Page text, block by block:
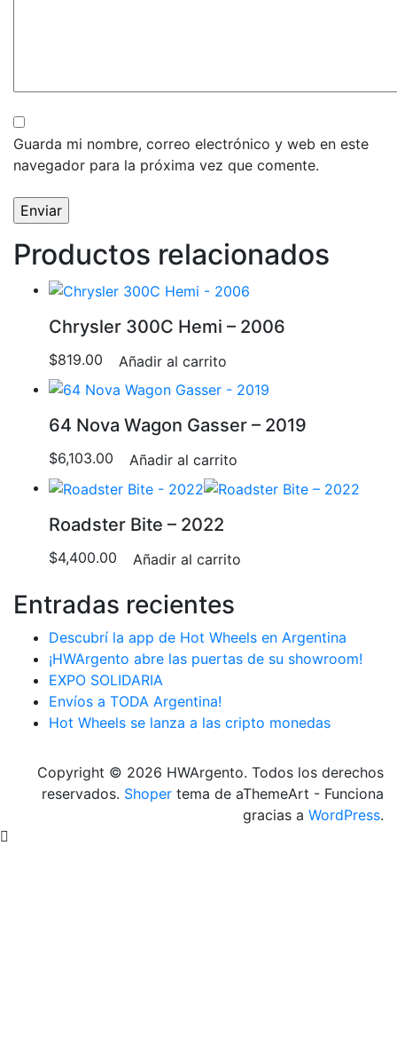
Guarda mi nombre, correo electrónico y web en este
navegador para la próxima vez que comente.
Productos relacionados
Chrysler 300C Hemi – 2006
$819.00 Añadir al carrito
64 Nova Wagon Gasser – 2019
$6,103.00 Añadir al carrito
Roadster Bite – 2022
$4,400.00 Añadir al carrito
Entradas recientes
Descubrí la app de Hot Wheels en Argentina
¡HWArgento abre las puertas de su showroom!
EXPO SOLIDARIA
Envíos a TODA Argentina!
Hot Wheels se lanza a las cripto monedas
Copyright © 2026 HWArgento. Todos los derechos
reservados. Shoper tema de aThemeArt - Funciona
gracias a WordPress.